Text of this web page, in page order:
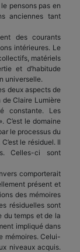
pensons pas en
anciennes tant
des courants
intérieures. Le
matériels
et d’habitude
universelle.
deux aspects de
de Claire Lumière
constante. Les
C’est le domaine
le processus du
le résiduel. Il
Celles-ci sont
comporterait
présent et
des mémoires
résiduelles sont
du temps et de la
impliqué dans
mémoires. Celui-
niveaux acquis.